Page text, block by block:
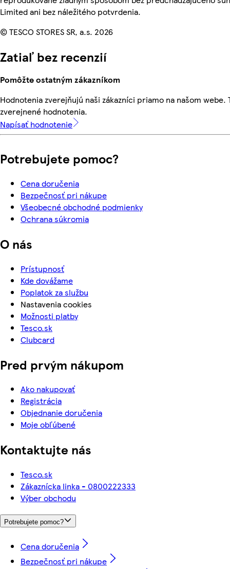
Limited ani bez náležitého potvrdenia.
© TESCO STORES SR, a.s. 2026
Zatiaľ bez recenzií
Pomôžte ostatným zákazníkom
Hodnotenia zverejňujú naši zákazníci priamo na našom webe.
zverejnené hodnotenia.
Napísať hodnotenie
Potrebujete pomoc?
Cena doručenia
Bezpečnosť pri nákupe
Všeobecné obchodné podmienky
Ochrana súkromia
O nás
Prístupnosť
Kde dovážame
Poplatok za službu
Nastavenia cookies
Možnosti platby
Tesco.sk
Clubcard
Pred prvým nákupom
Ako nakupovať
Registrácia
Objednanie doručenia
Moje obľúbené
Kontaktujte nás
Tesco.sk
Zákaznícka linka - 0800222333
Výber obchodu
Potrebujete pomoc?
Cena doručenia
Bezpečnosť pri nákupe